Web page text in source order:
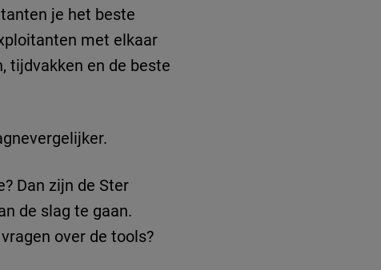
je het beste
met elkaar
tijdvakken en de beste
Dan zijn de Ster
de slag te gaan.
over de tools?